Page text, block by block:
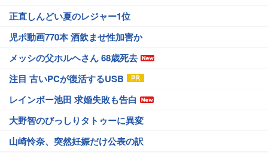
正直しんどい夏のレジャー1位
児ポ動画770本 酒飲ませ性加害か
メッシの父ホルヘさん 68歳死去
注目 古いPCが復活するUSB
レインボー池田 求婚失敗も告白
大野智のびっしりタトゥーに異変
山崎怜奈、突然妊娠だけ公表の訳